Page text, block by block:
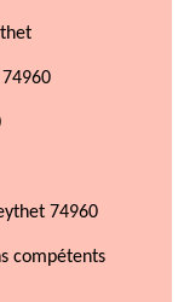
74960
compétents